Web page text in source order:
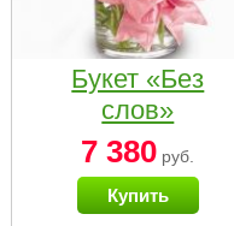
Букет «Без
слов»
7 380 руб.
Купить